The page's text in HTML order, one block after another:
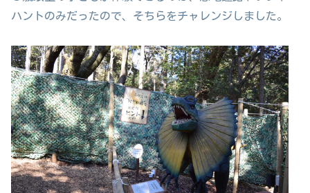
ハントのみだったので、そちらをチャレンジしました。